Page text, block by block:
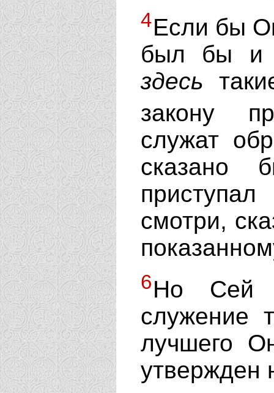
4Если бы
был бы и
здесь
закону
служат
сказано
смотри,
6Но
служение
лучшего
утвержден